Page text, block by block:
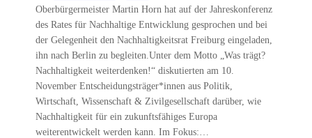
Oberbürgermeister Martin Horn hat auf der Jahreskonferenz
des Rates für Nachhaltige Entwicklung gesprochen und bei
der Gelegenheit den Nachhaltigkeitsrat Freiburg eingeladen,
ihn nach Berlin zu begleiten.Unter dem Motto „Was trägt?
Nachhaltigkeit weiterdenken!“ diskutierten am 10.
November Entscheidungsträger*innen aus Politik,
Wirtschaft, Wissenschaft & Zivilgesellschaft darüber, wie
Nachhaltigkeit für ein zukunftsfähiges Europa
weiterentwickelt werden kann. Im Fokus:…